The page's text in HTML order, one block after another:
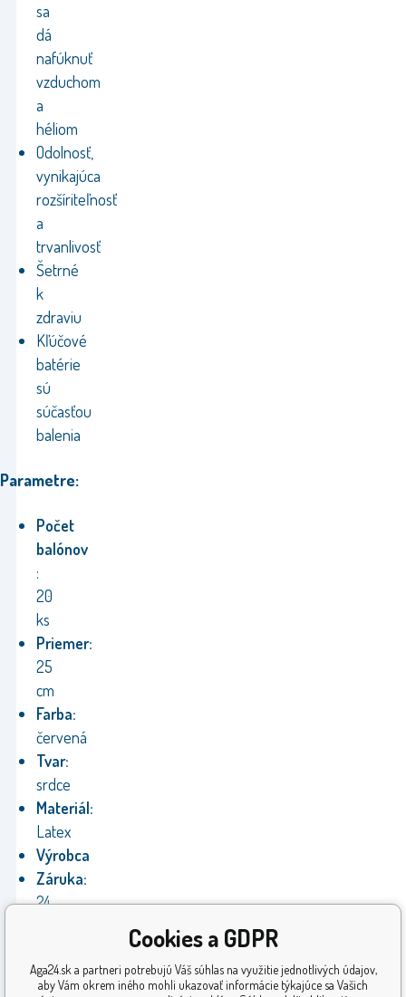
sa
dá
nafúknuť
vzduchom
a
héliom
Odolnosť,
vynikajúca
rozšíriteľnosť
a
trvanlivosť
Šetrné
k
zdraviu
Kľúčové
batérie
sú
súčasťou
balenia
Parametre:
Počet
balónov
:
20
ks
Priemer:
25
cm
Farba:
červená
Tvar:
srdce
Materiál:
Latex
Výrobca
Záruka:
24
CE
Cookies a GDPR
Aga24.sk a partneri potrebujú Váš súhlas na využitie jednotlivých údajov,
aby Vám okrem iného mohli ukazovať informácie týkajúce sa Vašich